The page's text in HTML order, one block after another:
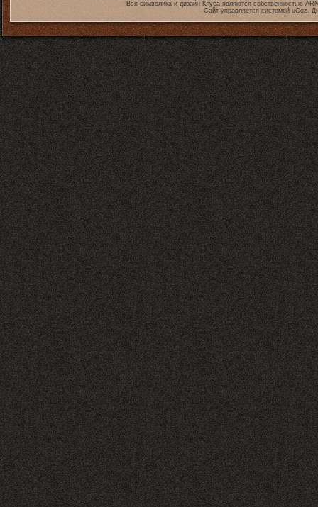
Вся символика и дизайн Клуба являются собственностью
Сайт управляется системой uCoz.